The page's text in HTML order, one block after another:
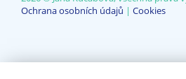
Ochrana osobních údajů | Cookies